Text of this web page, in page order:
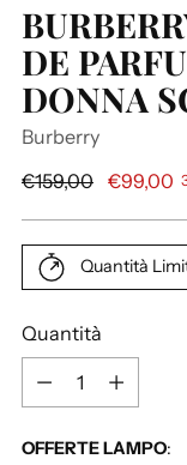
DE
DONNA
Burberry
P
z
o
d
l
i
€159,00 €99,00
Quantità
Quantità
n
OFFERTE LAMPO: